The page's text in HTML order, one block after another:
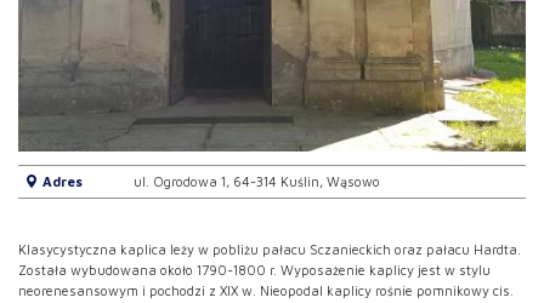
Adres ul. Ogrodowa 1, 64-314 Kuślin, Wąsowo
Klasycystyczna kaplica leży w pobliżu pałacu Sczanieckich oraz pałacu Hardta.
Została wybudowana około 1790-1800 r. Wyposażenie kaplicy jest w stylu
neorenesansowym i pochodzi z XIX w. Nieopodal kaplicy rośnie pomnikowy cis.